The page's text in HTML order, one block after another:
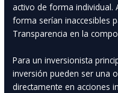
activo de forma individual.
forma serían inaccesibles
Transparencia en la
Para un inversionista
inversión pueden ser una
directamente en acciones